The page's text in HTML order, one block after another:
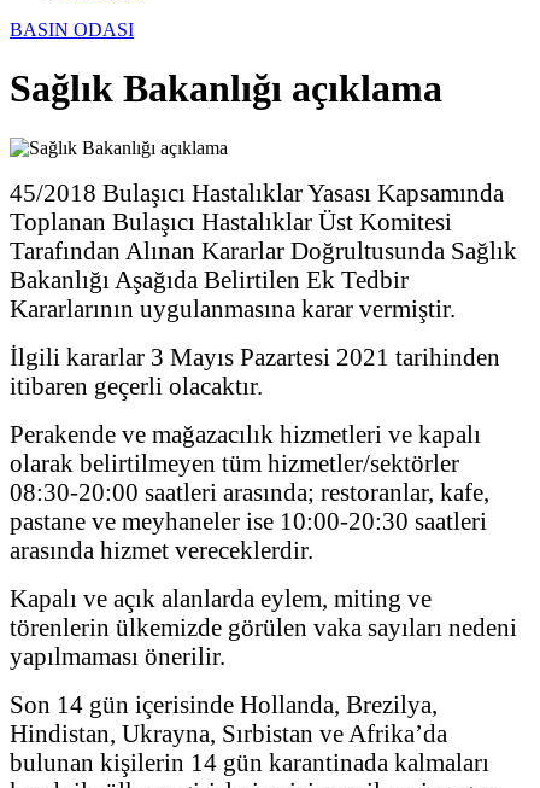
BASIN ODASI
Sağlık Bakanlığı açıklama
45/2018 Bulaşıcı Hastalıklar Yasası Kapsamında
Toplanan Bulaşıcı Hastalıklar Üst Komitesi
Tarafından Alınan Kararlar Doğrultusunda Sağlık
Bakanlığı Aşağıda Belirtilen Ek Tedbir
Kararlarının uygulanmasına karar vermiştir.
İlgili kararlar 3 Mayıs Pazartesi 2021 tarihinden
itibaren geçerli olacaktır.
Perakende ve mağazacılık hizmetleri ve kapalı
olarak belirtilmeyen tüm hizmetler/sektörler
08:30-20:00 saatleri arasında; restoranlar, kafe,
pastane ve meyhaneler ise 10:00-20:30 saatleri
arasında hizmet vereceklerdir.
Kapalı ve açık alanlarda eylem, miting ve
törenlerin ülkemizde görülen vaka sayıları nedeni
yapılmaması önerilir.
Son 14 gün içerisinde Hollanda, Brezilya,
Hindistan, Ukrayna, Sırbistan ve Afrika’da
bulunan kişilerin 14 gün karantinada kalmaları